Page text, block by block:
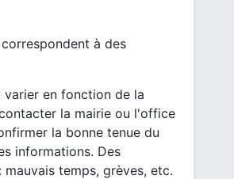
à des
varier en fonction de la
la mairie ou l'office
la bonne tenue du
informations. Des
temps, grèves, etc.